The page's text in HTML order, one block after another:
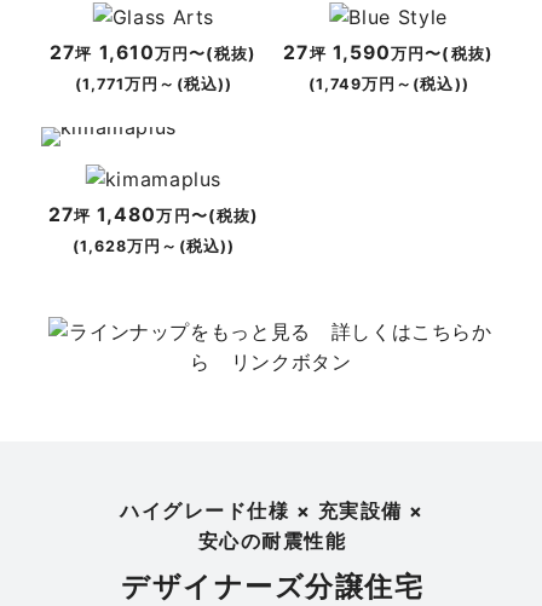
27坪 1,610万円〜(税抜)
(1,771万円～(税込))
27坪1,590万円〜(税抜)
(1,749万円～(税込))
27坪1,480万円〜(税抜)
(1,628万円～(税込))
ハイグレード仕様 × 充実設備 ×
安心の耐震性能
デザイナーズ分譲住宅